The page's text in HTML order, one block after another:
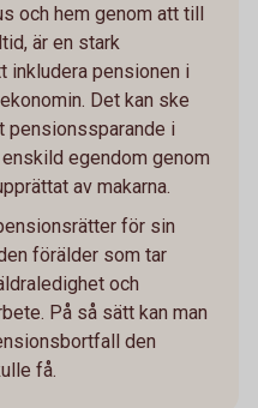
och hem genom att till
är en stark
inkludera pensionen i
Det kan ske
pensionssparande i
egendom genom
av makarna.
för sin
förälder som tar
och
På så sätt kan man
den
få.